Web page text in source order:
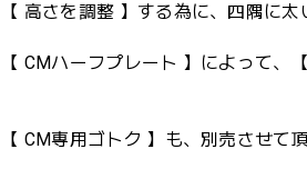
【 高さを調整 】する為に、四隅に
【 CMハーフプレート 】によって、
【 CM専用ゴトク 】も、別売させて